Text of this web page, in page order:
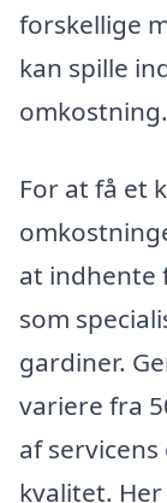
forskellige
kan spille
omkostning.
For at få et
at indhente
som
gardiner.
variere fra
af
kvalitet.